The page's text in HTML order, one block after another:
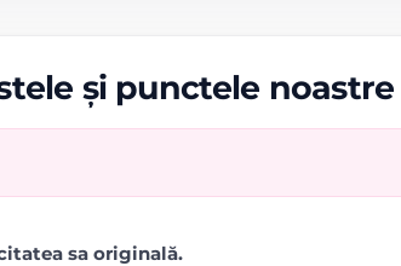
și punctele
sa originală.